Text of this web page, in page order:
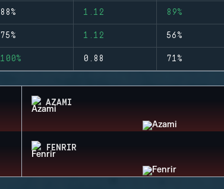
88% 1.12 89%
75% 1.12 56%
100% 0.88 71%
AZAMI
FENRIR